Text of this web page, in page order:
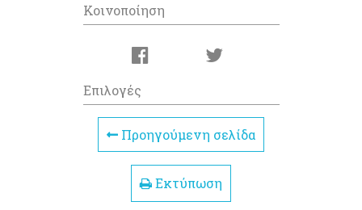
Κοινοποίηση
Επιλογές
Προηγούμενη σελίδα
Εκτύπωση